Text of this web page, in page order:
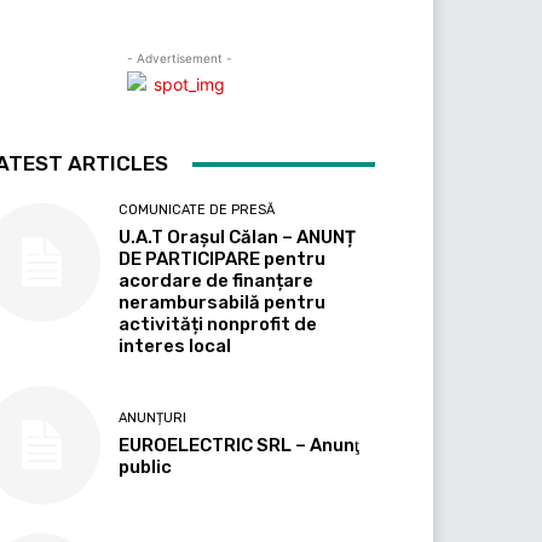
- Advertisement -
ARTICLES
COMUNICATE DE PRESĂ
U.A.T Orașul Călan – ANUNȚ
DE PARTICIPARE pentru
acordare de finanțare
nerambursabilă pentru
activități nonprofit de
interes local
ANUNȚURI
EUROELECTRIC SRL – Anunţ
public